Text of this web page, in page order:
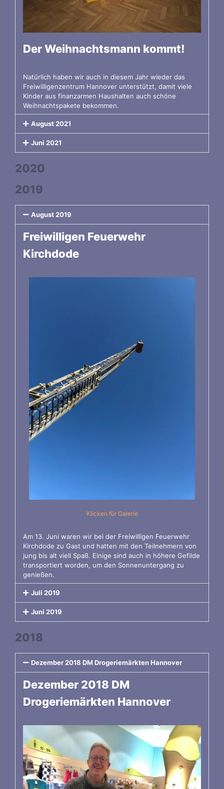
Der Weihnachtsmann kommt!
Natürlich haben wir auch in diesem Jahr wieder das
Freiwilligenzentrum Hannover unterstützt, damit viele
Kinder aus finanzarmen Haushalten auch schöne
Weihnachtspakete bekommen.
August 2021
Juni 2021
2020
2019
August 2019
Freiwilligen Feuerwehr
Kirchdode
Klicken für Galerie
Am 13. Juni waren wir bei der Freiwilligen Feuerwehr
Kirchdode zu Gast und hatten mit den Teilnehmern von
jung bis alt viell Spaß. Einige sind auch in höhere Gefilde
transportiert worden, um den Sonnenuntergang zu
genießen.
Juli 2019
Juni 2019
2018
Dezember 2018 DM Drogeriemärkten Hannover
Dezember 2018 DM
Drogeriemärkten Hannover